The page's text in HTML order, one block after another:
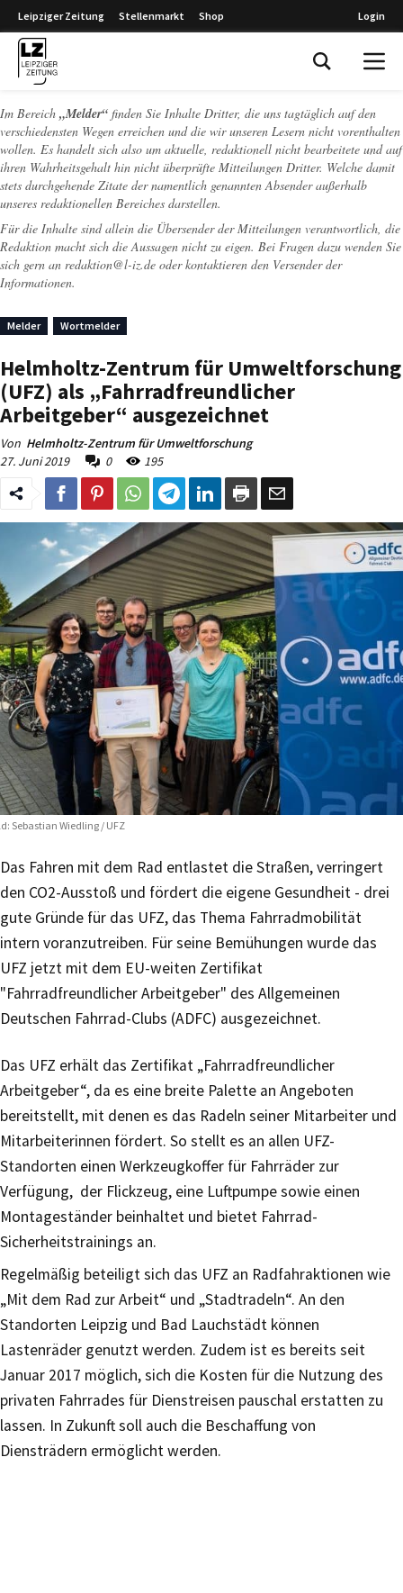
Leipziger Zeitung Stellenmarkt Shop Login
Im Bereich „Melder“ finden Sie Inhalte Dritter, die uns tagtäglich auf den
verschiedensten Wegen erreichen und die wir unseren Lesern nicht vorenthalten
wollen. Es handelt sich also um aktuelle, redaktionell nicht bearbeitete und auf
ihren Wahrheitsgehalt hin nicht überprüfte Mitteilungen Dritter. Welche damit
stets durchgehende Zitate der namentlich genannten Absender außerhalb
unseres redaktionellen Bereiches darstellen.
Für die Inhalte sind allein die Übersender der Mitteilungen verantwortlich, die
Redaktion macht sich die Aussagen nicht zu eigen. Bei Fragen dazu wenden Sie
sich gern an redaktion@l-iz.de oder kontaktieren den Versender der
Informationen.
Melder Wortmelder
Helmholtz-Zentrum für Umweltforschung
(UFZ) als „Fahrradfreundlicher
Arbeitgeber“ ausgezeichnet
Von Helmholtz-Zentrum für Umweltforschung
27. Juni 2019
0 195
Sebastian Wiedling / UFZ
Das Fahren mit dem Rad entlastet die Straßen, verringert
den CO2-Ausstoß und fördert die eigene Gesundheit - drei
gute Gründe für das UFZ, das Thema Fahrradmobilität
intern voranzutreiben. Für seine Bemühungen wurde das
UFZ jetzt mit dem EU-weiten Zertifikat
"Fahrradfreundlicher Arbeitgeber" des Allgemeinen
Deutschen Fahrrad-Clubs (ADFC) ausgezeichnet.
Das UFZ erhält das Zertifikat „Fahrradfreundlicher
Arbeitgeber“, da es eine breite Palette an Angeboten
bereitstellt, mit denen es das Radeln seiner Mitarbeiter und
Mitarbeiterinnen fördert. So stellt es an allen UFZ-
Standorten einen Werkzeugkoffer für Fahrräder zur
Verfügung, der Flickzeug, eine Luftpumpe sowie einen
Montageständer beinhaltet und bietet Fahrrad-
Sicherheitstrainings an.
Regelmäßig beteiligt sich das UFZ an Radfahraktionen wie
„Mit dem Rad zur Arbeit“ und „Stadtradeln“. An den
Standorten Leipzig und Bad Lauchstädt können
Lastenräder genutzt werden. Zudem ist es bereits seit
Januar 2017 möglich, sich die Kosten für die Nutzung des
privaten Fahrrades für Dienstreisen pauschal erstatten zu
lassen. In Zukunft soll auch die Beschaffung von
Diensträdern ermöglicht werden.